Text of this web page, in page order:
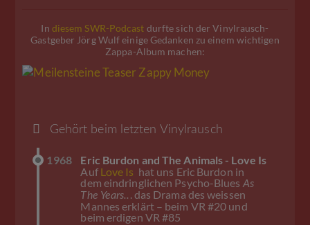
In diesem SWR-Podcast durfte sich der Vinylrausch-
Gastgeber Jörg Wulf einige Gedanken zu einem wichtigen
Zappa-Album machen:
Gehört beim letzten Vinylrausch
1968
Eric Burdon and The Animals - Love Is
Auf Love Is hat uns Eric Burdon in
dem eindringlichen Psycho-Blues As
The Years.. . das Drama des weissen
Mannes erklärt – beim VR #20 und
beim erdigen VR #85